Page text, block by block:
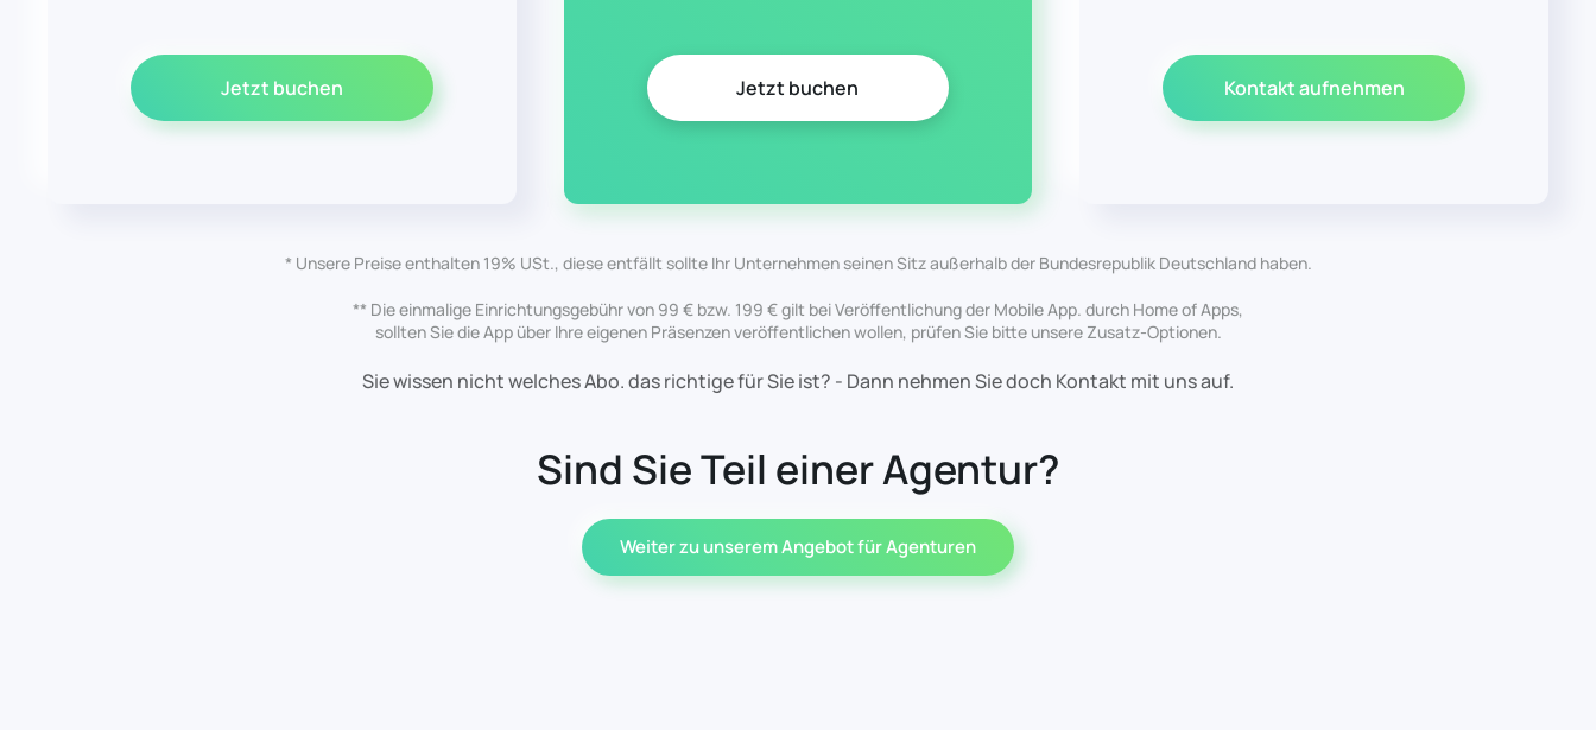
Jetzt buchen Jetzt buchen Kontakt aufnehmen
* Unsere Preise enthalten 19% USt., diese entfällt sollte Ihr Unternehmen seinen Sitz außerhalb der Bundesrepublik Deutschland haben.
** Die einmalige Einrichtungsgebühr von 99 € bzw. 199 € gilt bei Veröffentlichung der Mobile App. durch Home of Apps,
sollten Sie die App über Ihre eigenen Präsenzen veröffentlichen wollen, prüfen Sie bitte unsere Zusatz-Optionen.
Sie wissen nicht welches Abo. das richtige für Sie ist? - Dann nehmen Sie doch Kontakt mit uns auf.
Sind Sie Teil einer Agentur?
Weiter zu unserem Angebot für Agenturen